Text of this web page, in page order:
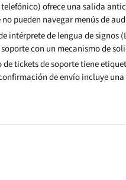
ofrece una salida
pueden navegar menús de
intérprete de lengua de signos
con un mecanismo de
tickets de soporte tiene
de envío incluye